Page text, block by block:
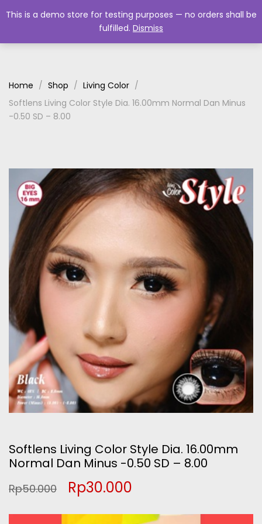
Home Shop
Living Color
Softlens Living Color Style Dia. 16.00mm Normal Dan Minus
-0.50 SD – 8.00
Softlens Living Color Style Dia. 16.00mm
Normal Dan Minus -0.50 SD – 8.00
Rp50.000
Original
price
Rp30.000
price
This is a demo store for testing purposes — no orders shall be
fulfilled. Dismiss